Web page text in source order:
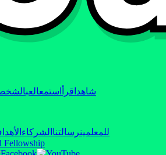
شاهد اقرأ استمعالعب
للمعلمينرسالتنا الشركاء
Fellowship